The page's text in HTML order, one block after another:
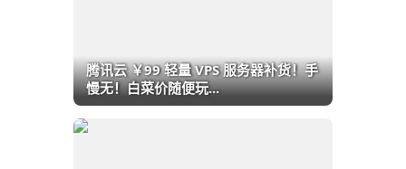
腾讯云 ￥99 轻量 VPS 服务器补货！手
慢无！白菜价随便玩...